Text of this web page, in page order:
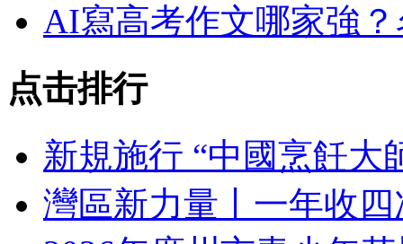
AI寫高考作文哪家強
点击排行
新規施行 “中國烹飪大
灣區新力量丨一年收